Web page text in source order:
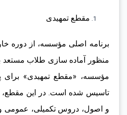
مقطع تمهیدی
برنامه اصلی مؤسسه، از دوره
منظور آماده سازی طلاب مستعد
تاسیس شده است. در این
و اصول، دروس تکمیلی، عمومی